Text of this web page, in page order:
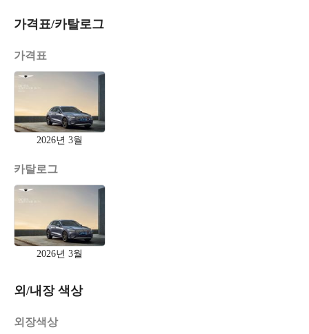
가격표/카탈로그
가격표
2026년 3월
카탈로그
2026년 3월
외/내장 색상
외장색상